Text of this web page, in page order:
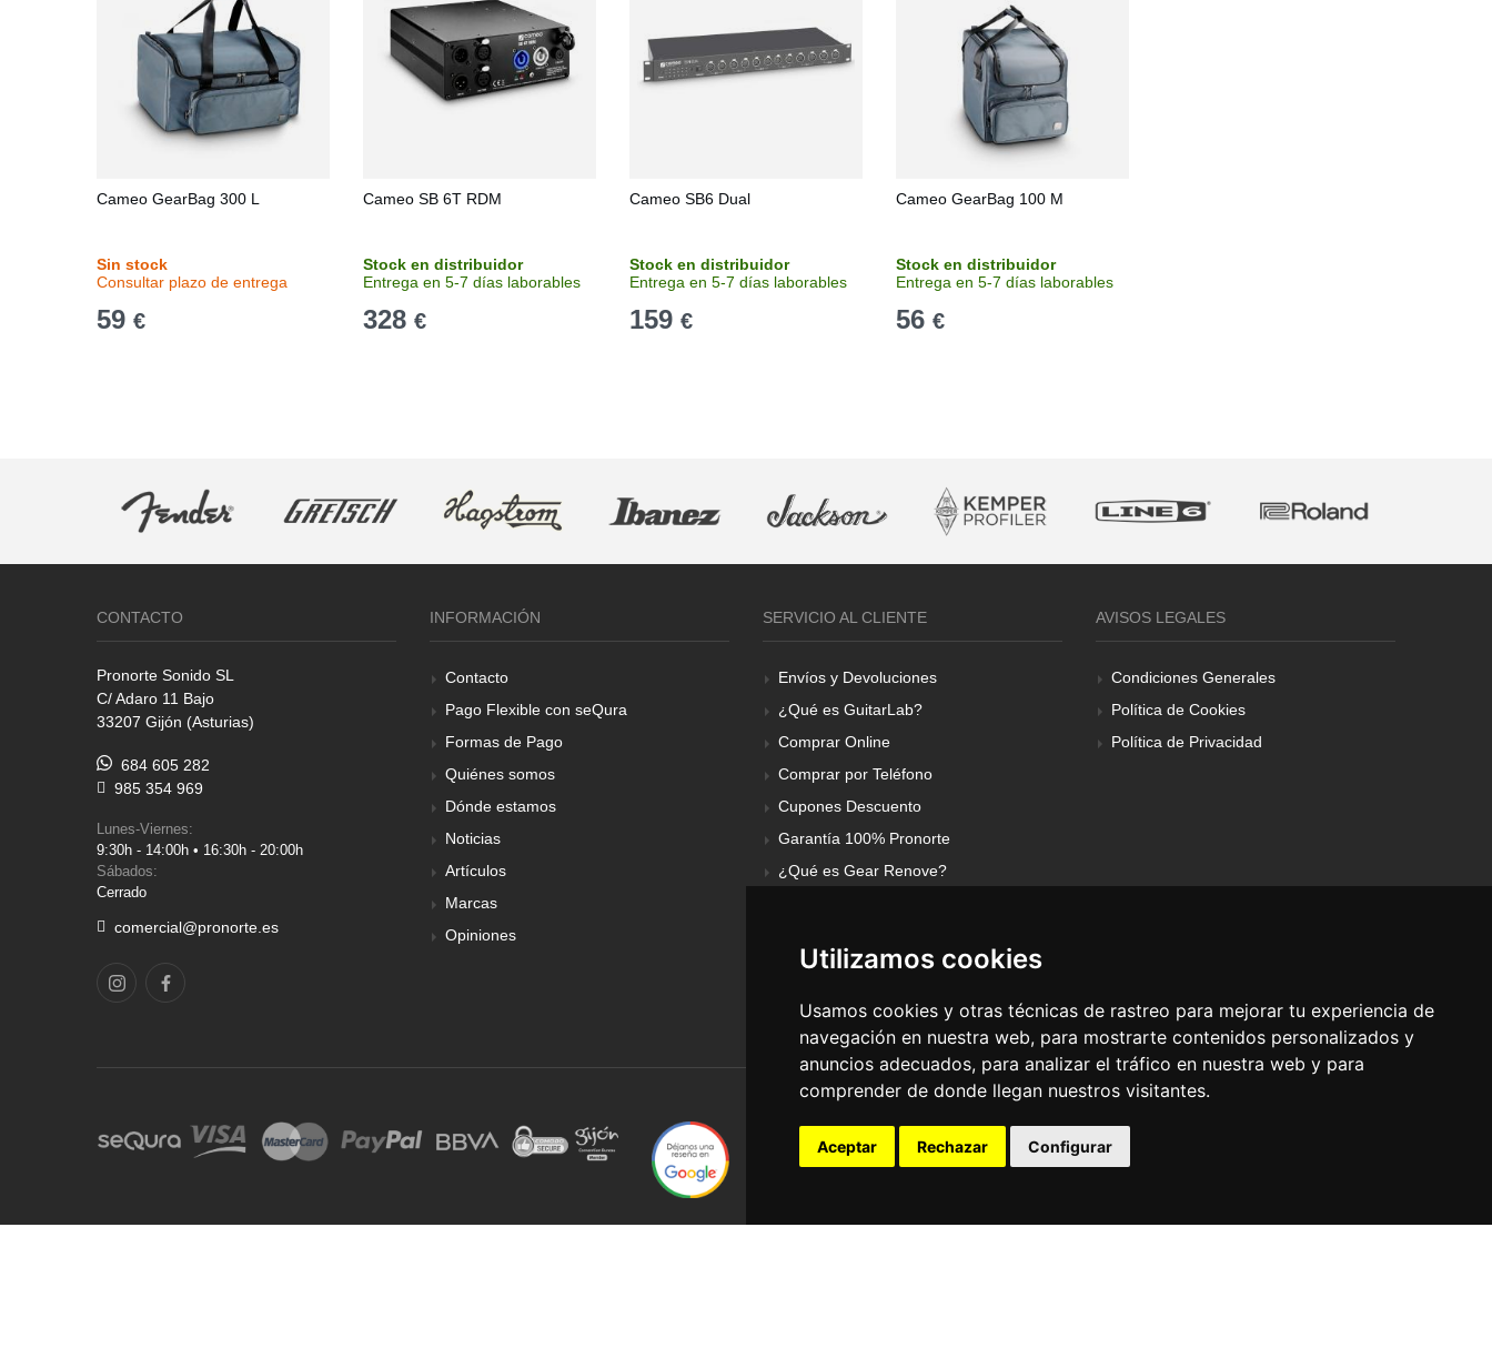
Utilizamos cookies
Usamos cookies y otras técnicas de rastreo para mejorar tu experiencia de
navegación en nuestra web, para mostrarte contenidos personalizados y
anuncios adecuados, para analizar el tráfico en nuestra web y para
comprender de donde llegan nuestros visitantes.
Aceptar Rechazar Configurar
Cameo GearBag 300 L
Sin stock
Consultar plazo de entrega
59 €
Cameo SB 6T RDM
Stock en distribuidor
Entrega en 5-7 días laborables
328 €
Cameo SB6 Dual
Stock en distribuidor
Entrega en 5-7 días laborables
159 €
Cameo GearBag 100 M
Stock en distribuidor
Entrega en 5-7 días laborables
56 €
CONTACTO
Pronorte Sonido SL
C/ Adaro 11 Bajo
33207 Gijón (Asturias)
684 605 282
985 354 969
Lunes-Viernes:
9:30h - 14:00h • 16:30h - 20:00h
Sábados:
Cerrado
comercial@pronorte.es
INFORMACIÓN
Contacto
Pago Flexible con seQura
Formas de Pago
Quiénes somos
Dónde estamos
Noticias
Artículos
Marcas
Opiniones
SERVICIO AL CLIENTE
Envíos y Devoluciones
¿Qué es GuitarLab?
Comprar Online
Comprar por Teléfono
Cupones Descuento
Garantía 100% Pronorte
¿Qué es Gear Renove?
AVISOS LEGALES
Condiciones Generales
Política de Cookies
Política de Privacidad
© Pronorte Sonido SL. Todos los derechos reservados.